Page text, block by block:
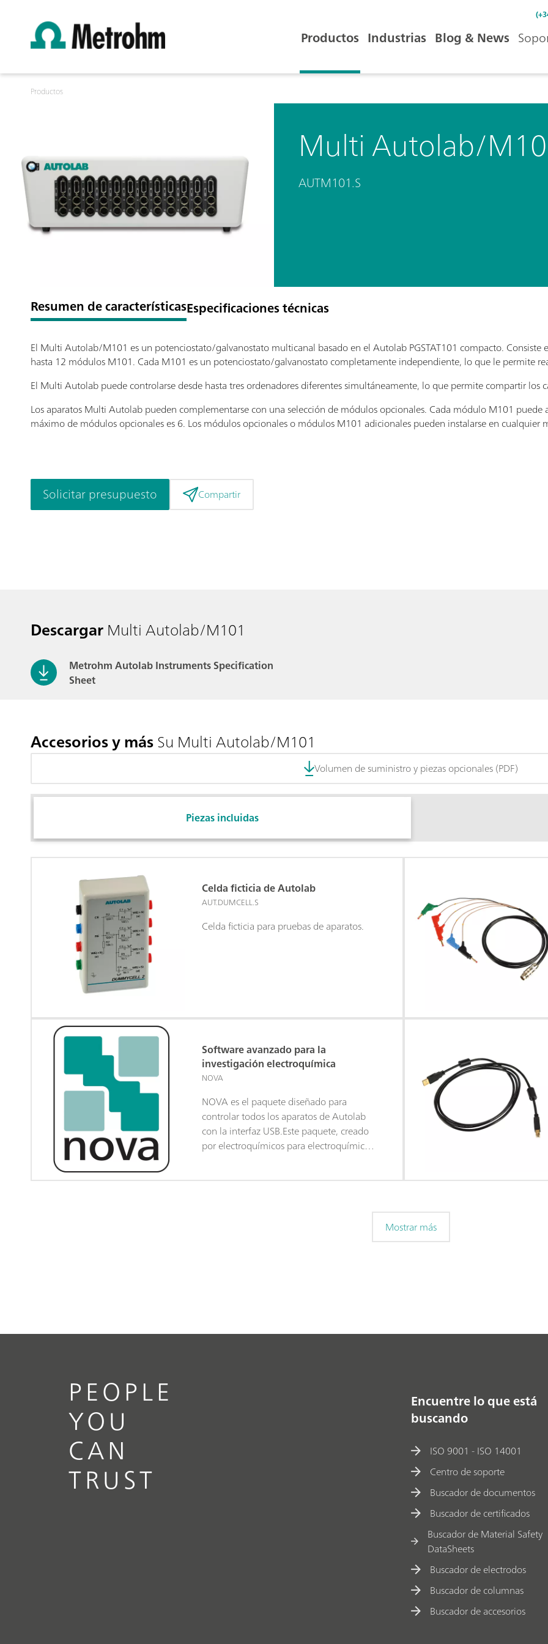
Productos Industrias Blog & News
Productos
Multi Autolab/
AUTM101.S
Resumen de característicasEspecificaciones técnicas
El Multi Autolab/M101 es un potenciostato/galvanostato multicanal basado en el Autolab PGSTAT101 compacto.
hasta 12 módulos M101. Cada M101 es un potenciostato/galvanostato completamente independiente, lo que le permite
El Multi Autolab puede controlarse desde hasta tres ordenadores diferentes simultáneamente, lo que permite compartir los
Los aparatos Multi Autolab pueden complementarse con una selección de módulos opcionales. Cada módulo M101
máximo de módulos opcionales es 6. Los módulos opcionales o módulos M101 adicionales pueden instalarse en cualquier
Solicitar presupuesto Compartir
DescargarMulti Autolab/M101
Metrohm Autolab Instruments Specification
Sheet
Accesorios y másSu Multi Autolab/M101
Volumen de suministro y piezas opcionales (PDF)
Piezas incluidas
Celda ficticia de Autolab
AUT.DUMCELL.S
Celda ficticia para pruebas de aparatos.
Software avanzado para la
investigación electroquímica
NOVA
NOVA es el paquete diseñado para
controlar todos los aparatos de Autolab
con la interfaz USB.Este paquete, creado
por electroquímicos para electroquímicos
funciones únicas:Editor de procedimientos
manejo de líquidos de Metrohm;
Mostrar más
PEOPLE
YOU
CAN
TRUST
Encuentre lo que está
buscando
ISO 9001 - ISO 14001
Centro de soporte
Buscador de documentos
Buscador de certificados
Buscador de Material Safety
DataSheets
Buscador de electrodos
Buscador de columnas
Buscador de accesorios